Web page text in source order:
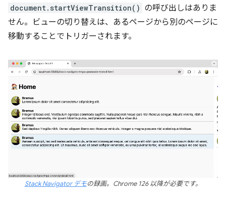
document.startViewTransition() の呼び出しはありま
せん。ビューの切り替えは、あるページから別のページに
移動することでトリガーされます。
Stack Navigator デモの録画。Chrome 126 以降が必要です。